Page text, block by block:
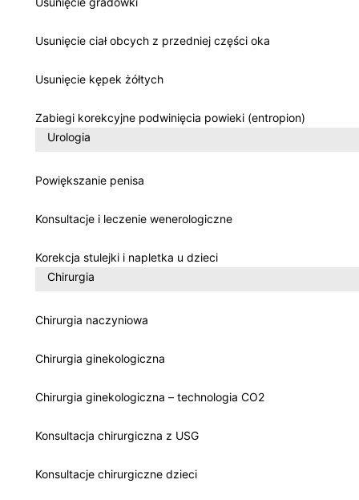
Usunięcie ciał obcych z przedniej części oka
Usunięcie kępek żółtych
Zabiegi korekcyjne podwinięcia powieki (entropion)
Urologia
Powiększanie penisa
Konsultacje i leczenie wenerologiczne
Korekcja stulejki i napletka u dzieci
Chirurgia
Chirurgia naczyniowa
Chirurgia ginekologiczna
Chirurgia ginekologiczna – technologia CO2
Konsultacja chirurgiczna z USG
Konsultacje chirurgiczne dzieci